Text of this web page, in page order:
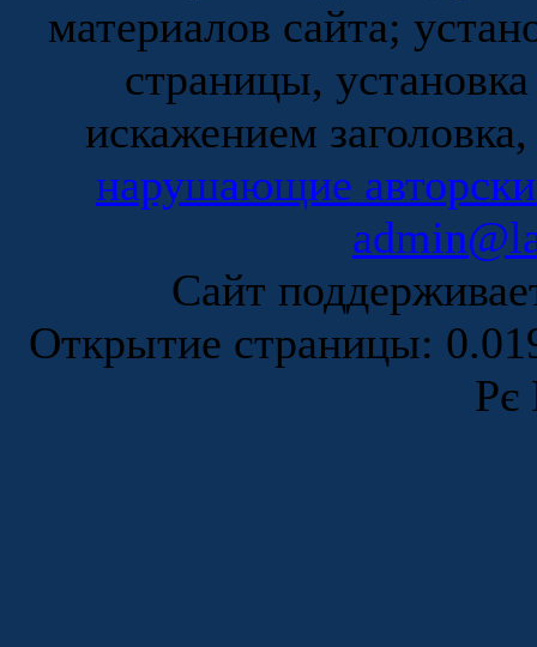
материалов сайта;
страницы,
искажением
нарушающие
Сайт
Открытие страницы:
Рє